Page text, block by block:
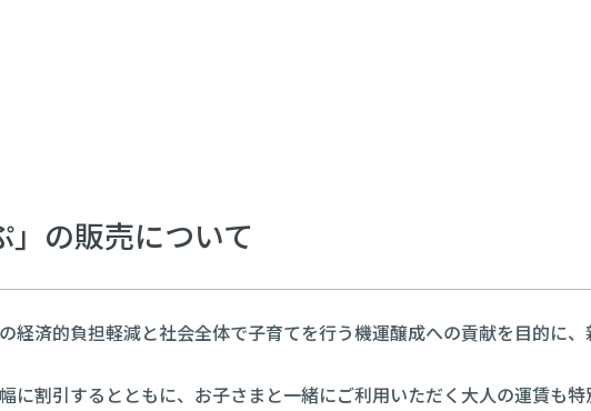
」の販売について
経済的負担軽減と社会全体で子育てを行う機運醸成への貢献を目的に
割引するとともに、お子さまと一緒にご利用いただく大人の運賃も特